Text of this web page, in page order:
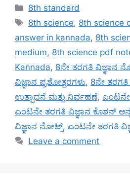
Categories
8th standard
Tags
8th science, 8th science
answer in kannada, 8th
medium, 8th science pdf
Kannada, 8ನೇ ತರಗತಿ ವಿಜ್ಞಾನ
ವಿಜ್ಞಾನ ಪ್ರಶೋತ್ತರಗಳು, 8ನೇ
ಉತ್ಪಾದನೆ ಮತ್ತು ನಿರ್ವಹಣೆ, ಎಂಟನೇ
ಎಂಟನೇ ತರಗತಿ ವಿಜ್ಞಾನ ಕೊಶನ್
ವಿಜ್ಞಾನ ನೋಟ್ಸ್, ಎಂಟನೇ ತರಗತಿ
Leave a comment